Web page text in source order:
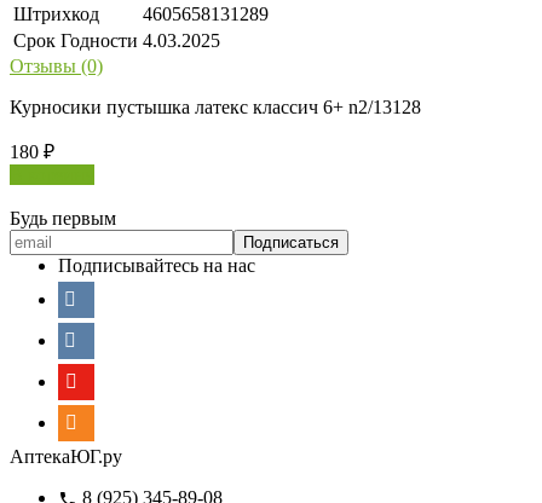
Штрихкод
4605658131289
Срок Годности 4.03.2025
Отзывы (0)
Курносики пустышка латекс классич 6+ n2/13128
180 ₽
Будь первым
Подписывайтесь на нас
АптекаЮГ.ру
8 (925) 345-89-08